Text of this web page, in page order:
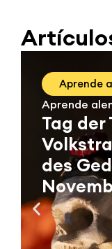
Aprende
Aprende
Tag der
des